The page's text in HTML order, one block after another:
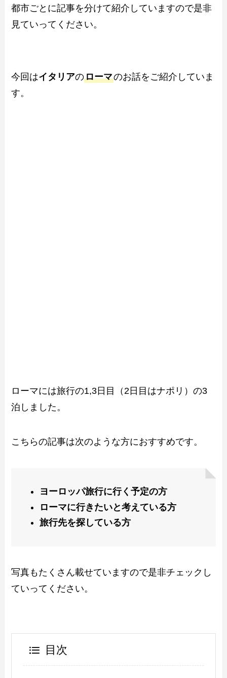
都市ごとに記事を分けて紹介していますので是非
見ていってください。
今回はイタリアのローマのお話をご紹介していま
す。
ローマには旅行の1,3日目（2日目はナポリ）の3
泊しました。
こちらの記事は次のような方におすすめです。
ヨーロッパ旅行に行く予定の方
ローマに行きたいと考えている方
旅行先を探している方
写真もたくさん載せていますので是非チェックし
ていってください。
目次